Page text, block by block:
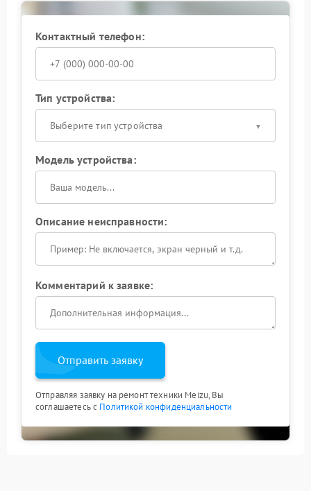
Контактный телефон:
Тип устройства:
Выберите тип устройства
Модель устройства:
Описание неисправности:
Комментарий к заявке:
Отправить заявку
Отправляя заявку на ремонт техники Meizu, Вы
соглашаетесь с Политикой конфиденциальности